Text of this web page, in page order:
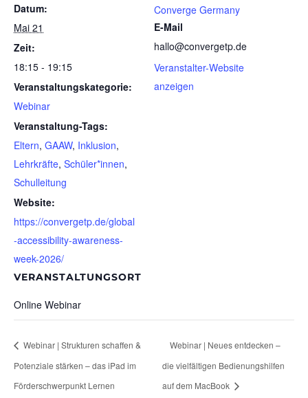
Datum:
Mai 21
Zeit:
18:15 - 19:15
Veranstaltungskategorie:
Webinar
Veranstaltung-Tags:
Eltern, GAAW, Inklusion,
Lehrkräfte, Schüler*innen,
Schulleitung
Website:
https://convergetp.de/global
-accessibility-awareness-
week-2026/
VERANSTALTUNGSORT
Online Webinar
Converge Germany
E-Mail
hallo@convergetp.de
Veranstalter-Website
anzeigen
Webinar | Strukturen schaffen &
Potenziale stärken – das iPad im
Förderschwerpunkt Lernen
Webinar | Neues entdecken –
die vielfältigen Bedienungshilfen
auf dem MacBook